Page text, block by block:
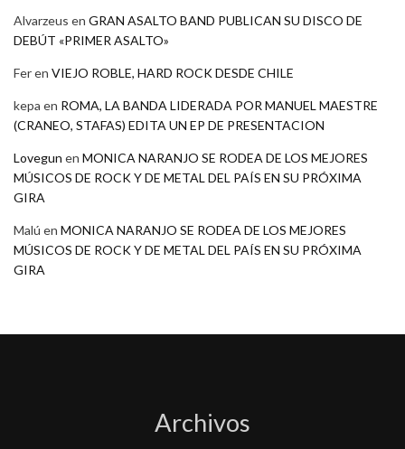
Alvarzeus en GRAN ASALTO BAND PUBLICAN SU DISCO DE
DEBÚT «PRIMER ASALTO»
Feren VIEJO ROBLE, HARD ROCK DESDE CHILE
kepa en ROMA, LA BANDA LIDERADA POR MANUEL MAESTRE
(CRANEO, STAFAS) EDITA UN EP DE PRESENTACION
Lovegun en MONICA NARANJO SE RODEA DE LOS MEJORES
MÚSICOS DE ROCK Y DE METAL DEL PAÍS EN SU PRÓXIMA
GIRA
Malú en MONICA NARANJO SE RODEA DE LOS MEJORES
MÚSICOS DE ROCK Y DE METAL DEL PAÍS EN SU PRÓXIMA
GIRA
Archivos